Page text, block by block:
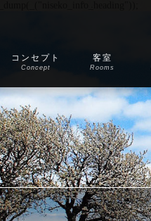
コンセプト
Concept
客室
Rooms